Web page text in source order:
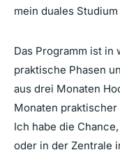
mein duales
Das Programm ist
praktische Phasen
aus drei Monaten
Monaten praktischer
Ich habe die
oder in der Zentrale